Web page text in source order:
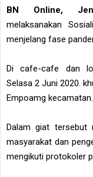
BN Online,
melaksanakan
menjelang fase
Di cafe-cafe dan
Selasa 2 Juni 2020.
Empoamg
Dalam giat tersebut
masyarakat dan
mengikuti protokoler